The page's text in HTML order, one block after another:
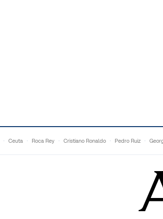
Ceuta Roca Rey Cristiano Ronaldo Pedro Ruiz